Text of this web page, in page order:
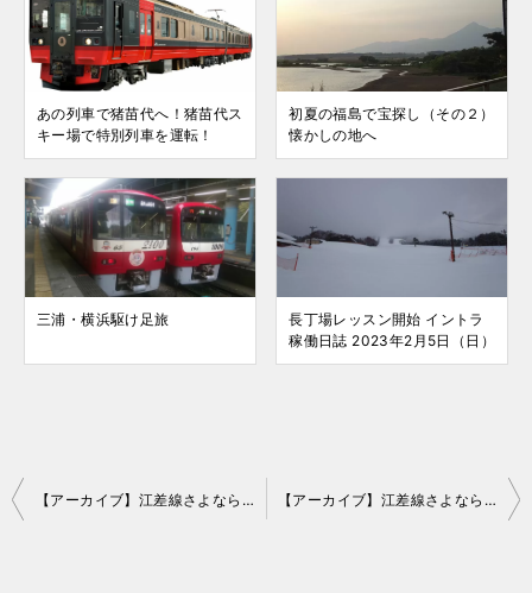
あの列車で猪苗代へ！猪苗代ス
キー場で特別列車を運転！
初夏の福島で宝探し（その２）
懐かしの地へ
三浦・横浜駆け足旅
長丁場レッスン開始 イントラ
稼働日誌 2023年2月5日（日）
投
【アーカイブ】江差線さよならツアー その1 【アーカイブ】江差線さよならツアー その3